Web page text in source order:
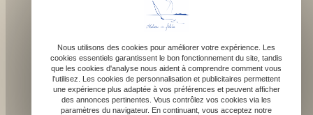
1043 route de bragot, 31470 Fonsorbes
Nous utilisons des cookies pour améliorer votre expérience. Les
cookies essentiels garantissent le bon fonctionnement du site, tandis
que les cookies d'analyse nous aident à comprendre comment vous
l'utilisez. Les cookies de personnalisation et publicitaires permettent
une expérience plus adaptée à vos préférences et peuvent afficher
des annonces pertinentes. Vous contrôlez vos cookies via les
paramètres du navigateur. En continuant, vous acceptez notre